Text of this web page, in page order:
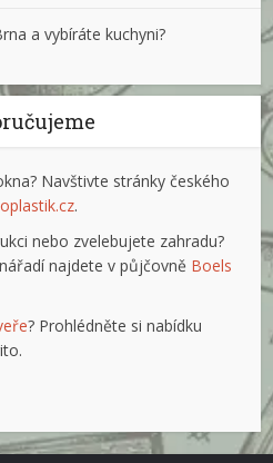
a vybíráte kuchyni?
Navštivte stránky českého
.
nebo zvelebujete zahradu?
najdete v půjčovně Boels
? Prohlédněte si nabídku